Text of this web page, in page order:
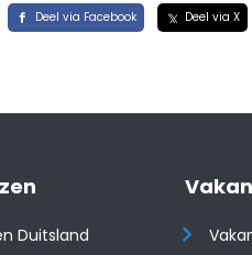
Deel via Facebook Deel via X
Duitsland